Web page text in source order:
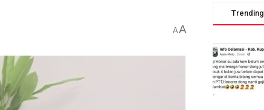
AA
Trending